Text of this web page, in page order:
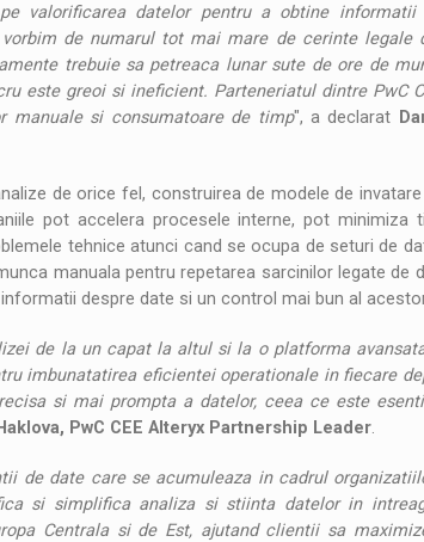
valorificarea datelor pentru a obtine informatii
de numarul tot mai mare de cerinte legale
trebuie sa petreaca lunar sute de ore de
este greoi si ineficient. Parteneriatul dintre PwC
manuale si consumatoare de timp", a declarat
de orice fel, construirea de modele de
pot accelera procesele interne, pot minimiza
tehnice atunci cand se ocupa de seturi de
manuala pentru repetarea sarcinilor legate de
despre date si un control mai bun al
de la un capat la altul si la o platforma
imbunatatirea eficientei operationale in fiecare
si mai prompta a datelor, ceea ce este
PwC CEE Alteryx Partnership Leader.
de date care se acumuleaza in cadrul
si simplifica analiza si stiinta datelor in
Centrala si de Est, ajutand clientii sa